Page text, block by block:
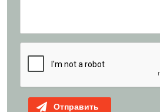
Отправить